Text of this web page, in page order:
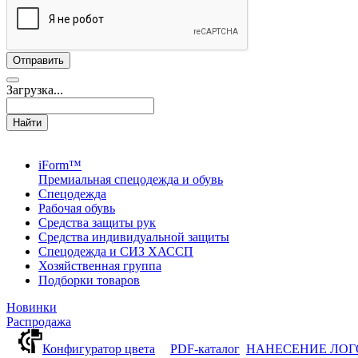
Загрузка...
Найти
iForm™
Премиальная спецодежда и обувь
Спецодежда
Рабочая обувь
Средства защиты рук
Средства индивидуальной защиты
Спецодежда и СИЗ ХАССП
Хозяйственная группа
Подборки товаров
Новинки
Распродажа
Конфигуратор цвета
PDF-каталог НАНЕСЕНИЕ